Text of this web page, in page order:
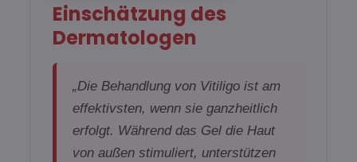
Einschätzung des
Dermatologen
„Die Behandlung von Vitiligo ist am
effektivsten, wenn sie ganzheitlich
erfolgt. Während das Gel die Haut
von außen stimuliert, unterstützen